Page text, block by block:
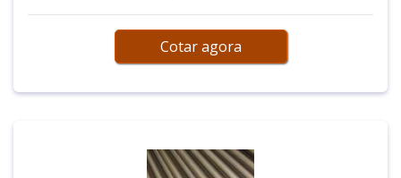
Cotar agora